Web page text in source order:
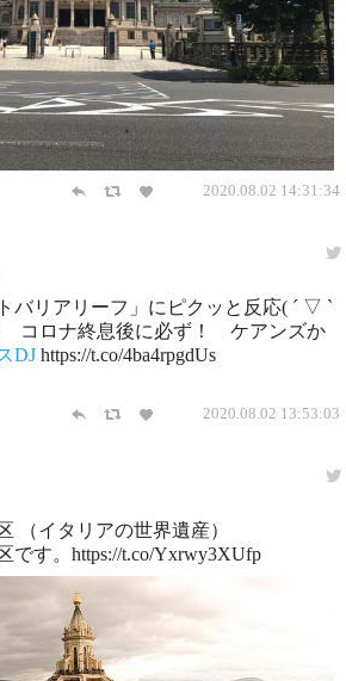
2020.08.02 14:31:34
バリアリーフ」にピクッと反応( ´ ▽ `
コロナ終息後に必ず！ ケアンズか
DJ https://t.co/4ba4rpgdUs
2020.08.02 13:53:03
（イタリアの世界遺産）
です。https://t.co/Yxrwy3XUfp